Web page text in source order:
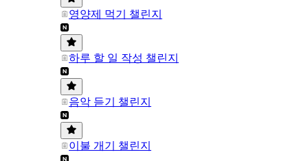
영양제 먹기 챌린지
하루 할 일 작성 챌린지
음악 듣기 챌린지
이불 개기 챌린지